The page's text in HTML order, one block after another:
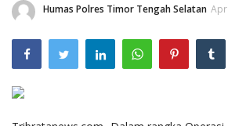
Binkam
Lantas
Giat Ops
Polisi Kita
Humas Polres Timor Tengah Selatan